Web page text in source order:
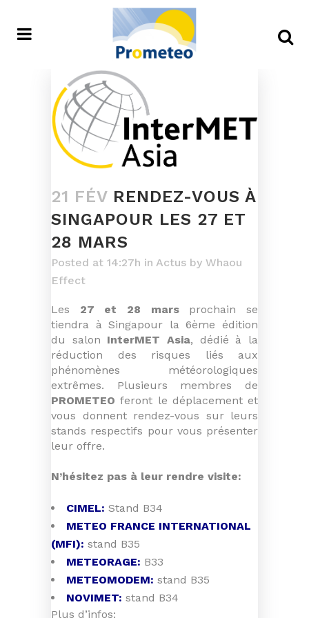
21 FÉV RENDEZ-VOUS À
SINGAPOUR LES 27 ET
28 MARS
Posted at 14:27h in Actus by Whaou
Effect
Les 27 et 28 mars prochain se
tiendra à Singapour la 6ème édition
du salon InterMET Asia, dédié à la
réduction des risques liés aux
phénomènes météorologiques
extrêmes. Plusieurs membres de
PROMETEO feront le déplacement et
vous donnent rendez-vous sur leurs
stands respectifs pour vous présenter
leur offre.
N’hésitez pas à leur rendre visite:
CIMEL: Stand B34
METEO FRANCE INTERNATIONAL
(MFI): stand B35
METEORAGE: B33
METEOMODEM: stand B35
NOVIMET: stand B34
Plus d’infos: